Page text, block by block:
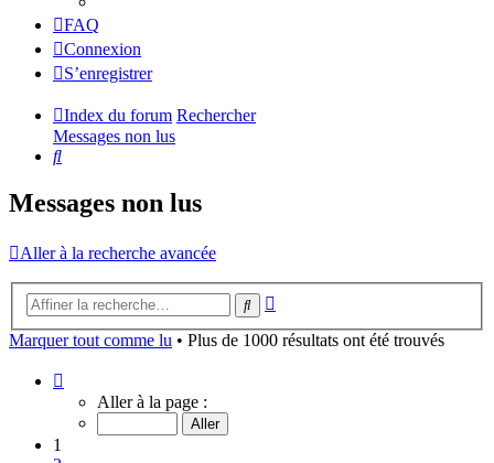
FAQ
Connexion
S’enregistrer
Index du forum Rechercher
Messages non lus
Rechercher
Messages non lus
Aller à la recherche avancée
Rechercher
Marquer tout comme lu • Plus de 1000 résultats ont été trouvés
sur
Aller à la page :
1